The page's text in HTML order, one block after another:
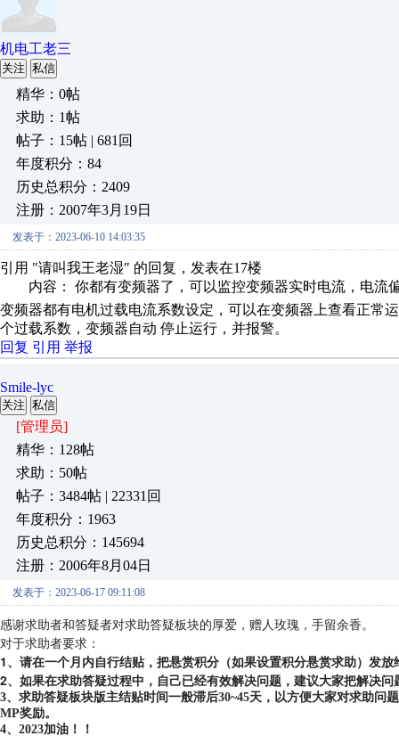
机电工老三
关注 私信
精华：0帖
求助：1帖
帖子：15帖 | 681回
年度积分：84
历史总积分：2409
注册：2007年3月19日
发表于：2023-06-10 14:03:35
引用 "请叫我王老湿" 的回复，发表在17楼
内容： 你都有变频器了，可以监控变频器实时电流，电流
变频器都有电机过载电流系数设定，可以在变频器上查看正常
个过载系数，变频器自动 停止运行，并报警。
回复 引用 举报
Smile-lyc
关注 私信
[管理员]
精华：128帖
求助：50帖
帖子：3484帖 | 22331回
年度积分：1963
历史总积分：145694
注册：2006年8月04日
发表于：2023-06-17 09:11:08
感谢求助者和答疑者对求助答疑板块的厚爱，赠人玫瑰，手留余香。
对于求助者要求：
1、请在一个月内自行结贴，把悬赏积分（如果设置积分悬赏求助）发放
2、如果在求助答疑过程中，自己已经有效解决问题，建议大家把解决
3、求助答疑板块版主结贴时间一般滞后30~45天，以方便大家对求助
MP奖励。
4、2023加油！！